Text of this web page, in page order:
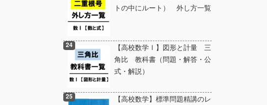
トの中にルート） 外し方一覧
【高校数学Ⅰ】図形と計量 三
角比 教科書（問題・解答・公
式・解説）
【高校数学】標準問題精講のレ